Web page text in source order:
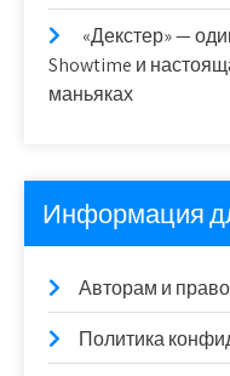
«Декстер» —
Showtime и
маньяках
Информация
Авторам и
Политика